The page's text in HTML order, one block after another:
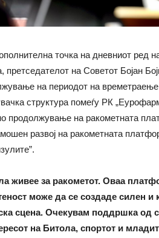
точка на дневниот ред
претседателот на Советот Бојан
на периодот на
структура помеѓу РК
продолжување на ракометната
развој на ракометната
живее за ракометот. Оваа
може да се создаде силен
сцена. Очекувам поддршка од
на Битола, спортот и